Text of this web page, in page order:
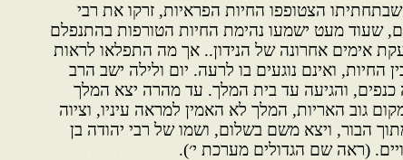
הצטופפו החיות הפראיות, זרקו את רבי
שעוד מעט ישמעו נהימת החיות הטורפות בהתנפלם
אימים אחרונה של הנידון.. אך מה התפלאו לראות
החיות, ואינם נוגעים בו לרעה. יום ולילה ישב הרב
כנפים, והגיעה עד בית המלך. עד מהרה יצא המלך
גוב האריות, המלך לא האמין למראה עיניו, וציוה
הבור, ויצא משם בשלום, ושמו של רבי יהודה בן
(ראה שם הגדולים מערכת י׳).